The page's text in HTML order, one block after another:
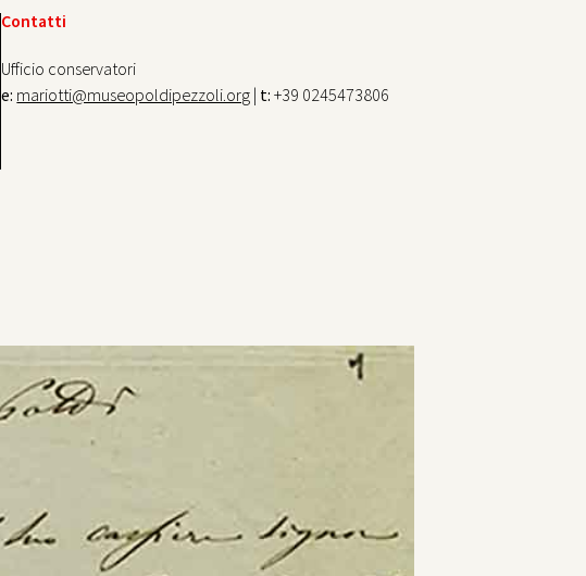
Contatti
Ufficio conservatori
e: mariotti@museopoldipezzoli.org | t:+39 0245473806